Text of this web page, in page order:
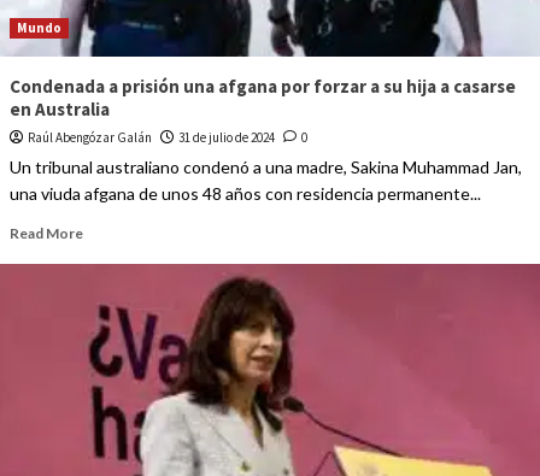
Mundo
Condenada a prisión una afgana por forzar a su hija a casarse
en Australia
Raúl Abengózar Galán 31 de julio de 2024 0
Un tribunal australiano condenó a una madre, Sakina Muhammad Jan,
una viuda afgana de unos 48 años con residencia permanente...
Read More